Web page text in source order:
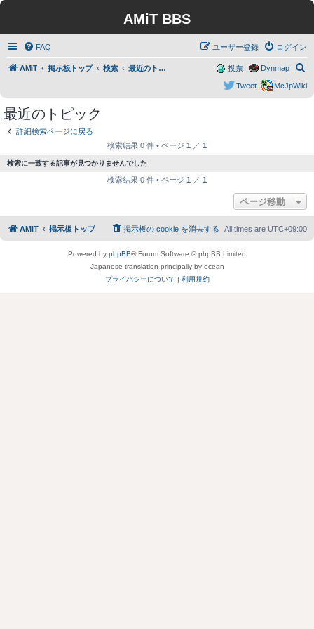
AMiT BBS
FAQ ログイン
ユーザー登録
AMiT 掲示板トップ 検索 最近のトピック
索
Dynmap
投票
McJpWiki
Tweet
最近のトピック
詳細検索ページに戻る
検索結果 0 件 • ページ 1 ／ 1
検索に一致する記事が見つかりませんでした
検索結果 0 件 • ページ 1 ／ 1
ページ移動
AMiT 掲示板トップ All times are UTC+09:00
掲示板の cookie を消去する
Powered by phpBB® Forum Software © phpBB Limited
Japanese translation principally by ocean
プライバシーについて | 利用規約